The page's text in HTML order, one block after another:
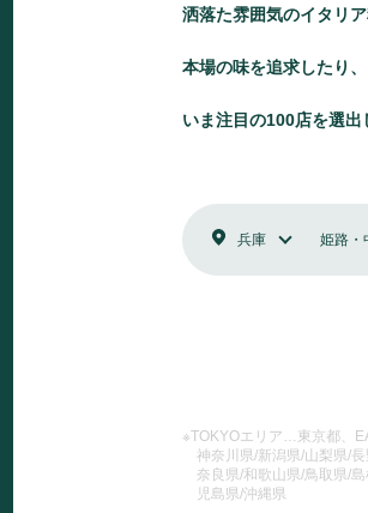
洒落た雰囲気のイタリ
本場の味を追求したり
いま注目の100店を選出
兵庫 姫路・
※TOKYOエリア…東京都、
神奈川県/新潟県/山梨県/
奈良県/和歌山県/鳥取県/
児島県/沖縄県